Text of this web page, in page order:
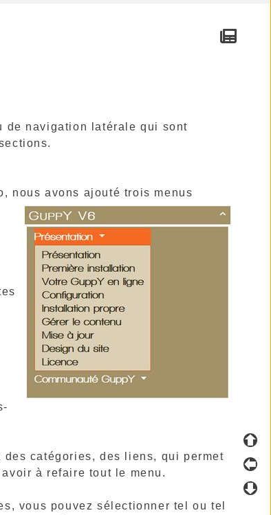
de navigation latérale qui sont
nous avons ajouté trois menus
des catégories, des liens, qui permet
à refaire tout le menu.
vous pouvez sélectionner tel ou tel